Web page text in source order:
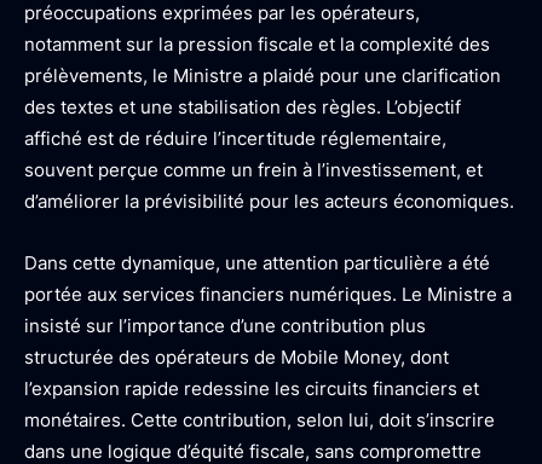
préoccupations exprimées par les opérateurs,
notamment sur la pression fiscale et la complexité des
prélèvements, le Ministre a plaidé pour une clarification
des textes et une stabilisation des règles. L’objectif
affiché est de réduire l’incertitude réglementaire,
souvent perçue comme un frein à l’investissement, et
d’améliorer la prévisibilité pour les acteurs économiques.
Dans cette dynamique, une attention particulière a été
portée aux services financiers numériques. Le Ministre a
insisté sur l’importance d’une contribution plus
structurée des opérateurs de Mobile Money, dont
l’expansion rapide redessine les circuits financiers et
monétaires. Cette contribution, selon lui, doit s’inscrire
dans une logique d’équité fiscale, sans compromettre